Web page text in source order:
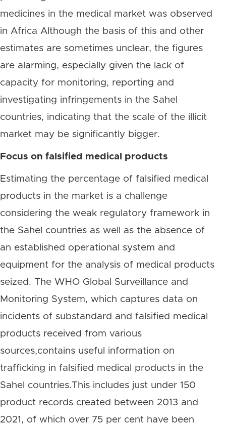
medicines in the medical market was observed
in Africa Although the basis of this and other
estimates are sometimes unclear, the figures
are alarming, especially given the lack of
capacity for monitoring, reporting and
investigating infringements in the Sahel
countries, indicating that the scale of the illicit
market may be significantly bigger.
Focus on falsified medical products
Estimating the percentage of falsified medical
products in the market is a challenge
considering the weak regulatory framework in
the Sahel countries as well as the absence of
an established operational system and
equipment for the analysis of medical products
seized. The WHO Global Surveillance and
Monitoring System, which captures data on
incidents of substandard and falsified medical
products received from various
sources,contains useful information on
trafficking in falsified medical products in the
Sahel countries.This includes just under 150
product records created between 2013 and
2021, of which over 75 per cent have been